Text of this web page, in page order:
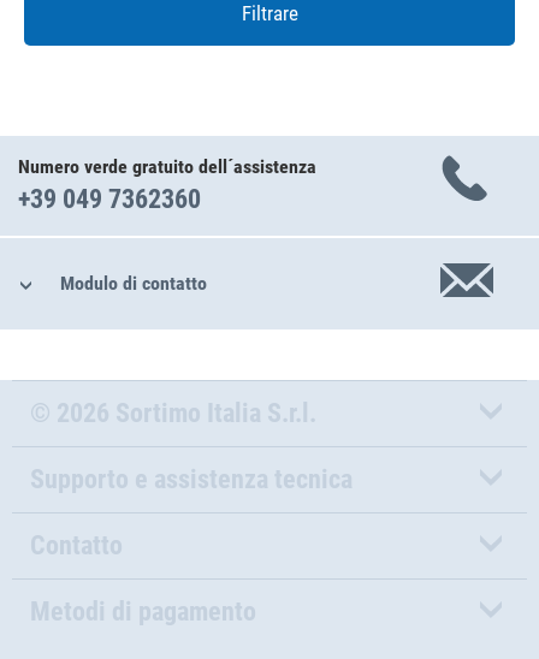
Filtrare
Numero verde gratuito dell´assistenza
+39 049 7362360
Modulo di contatto
© 2026 Sortimo Italia S.r.l.
Supporto e assistenza tecnica
Contatto
Metodi di pagamento